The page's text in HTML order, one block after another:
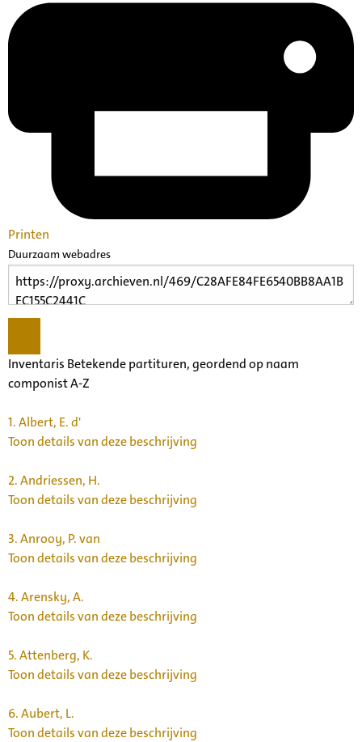
Printen
Duurzaam webadres
Inventaris Betekende partituren, geordend op naam
componist A-Z
1.Albert, E. d'
Toon details van deze beschrijving
2.Andriessen, H.
Toon details van deze beschrijving
3.Anrooy, P. van
Toon details van deze beschrijving
4.Arensky, A.
Toon details van deze beschrijving
5.Attenberg, K.
Toon details van deze beschrijving
6.Aubert, L.
Toon details van deze beschrijving